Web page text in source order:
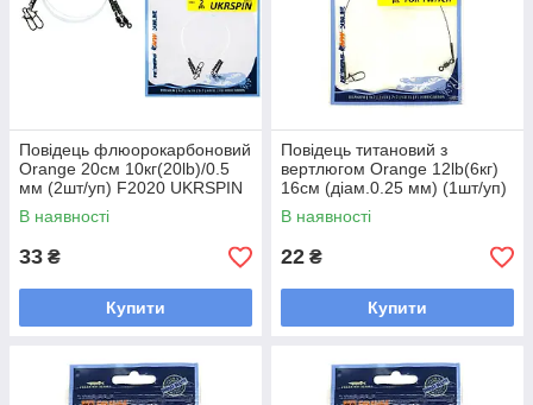
Повідець флюорокарбоновий
Orange 20см 10кг(20lb)/0.5
мм (2шт/уп) F2020 UKRSPIN
Spinning Fluoro Leader
Sunline
В наявності
33 ₴
Купити
Повідець титановий з
вертлюгом Orange 12lb(6кг)
16см (діам.0.25 мм) (1шт/уп)
F1216 Ukrspin Spinning
Titaniun Leader
В наявності
22 ₴
Купити